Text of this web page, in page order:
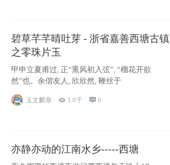
碧草芊芊晴吐芽 - 浙省嘉善西塘古镇
之零珠片玉
甲申立夏甫过, 正“熏风初入弦”, “榴花开欲
然”也。余偕友人, 欣欣然, 鞭丝于
玉文麟章  3.0千 0
亦静亦动的江南水乡-----西塘